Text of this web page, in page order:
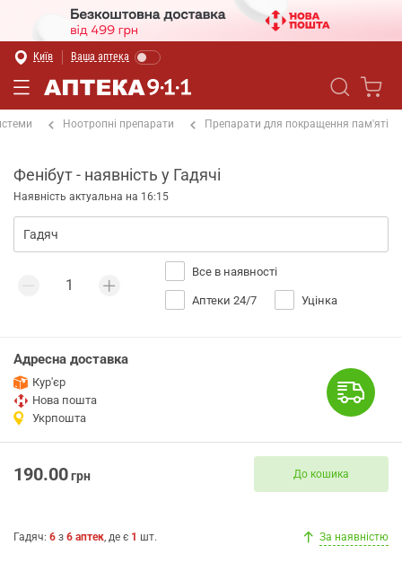
Київ Ваша аптека
Ноотропні препарати Препарати для покращення пам'яті
Фенібут - наявність у Гадячі
Наявність актуальна на 16:15
Все в наявності
Аптеки 24/7 Уцінка
Адресна доставка
Кур'єр
Нова пошта
Укрпошта
190.00грн До кошика
Гадяч: 6 з 6 аптек, де є 1 шт. За наявністю